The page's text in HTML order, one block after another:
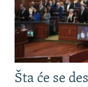
Šta će se